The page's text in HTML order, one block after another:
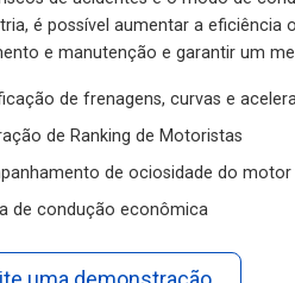
é possível aumentar a
e manutenção e garantir um
de frenagens, curvas e
de Ranking de Motoristas
de ociosidade do motor
de condução econômica
uma demonstração